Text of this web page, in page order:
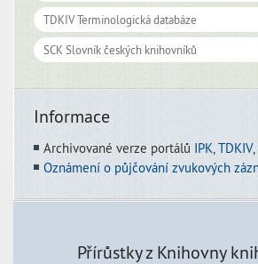
Informace
Archivované verze portálů IPK TDKIV,
Oznámení o půjčování zvukových
Přírůstky z Knihovny